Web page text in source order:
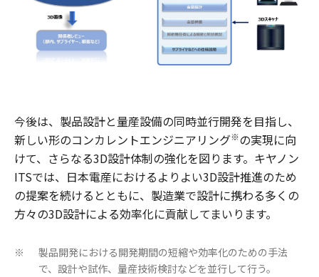
今後は、製品設計と量産設備の同時並行開発を目指し、
新しい形のコンカレントエンジニアリング※の実現に向
けて、さらなる3D設計体制の強化を図ります。キヤノン
ITSでは、日本電産におけるよりよい3D設計推進のため
の提案を続けるとともに、製造業で設計に携わる多くの
方々の3D設計による効率化に貢献してまいります。
※
製品開発における開発期間の短縮や効率化のための手法
で、設計や試作、量産技術検討などを並行して行う。